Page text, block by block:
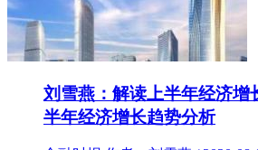
刘雪燕：解读上半年经济增
半年经济增长趋势分析